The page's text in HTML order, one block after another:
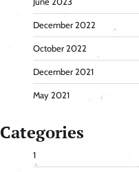
December 2022
October 2022
December 2021
May 2021
Categories
1